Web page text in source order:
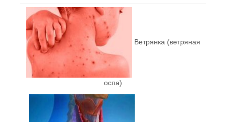
Ветрянка (ветряная
оспа)